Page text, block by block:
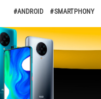
#ANDROID #SMARTPHONY